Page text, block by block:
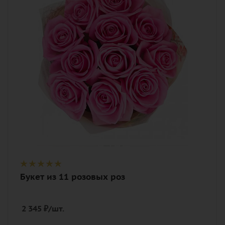
роза, лента, дизайнерская упаковка
Букет из 11 розовых роз
2 345 ₽/шт.